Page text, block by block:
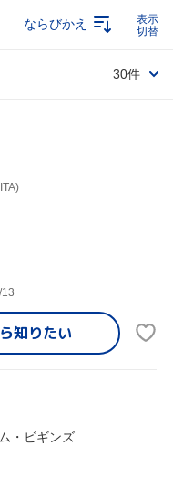
ならびかえ
30件
知りたい
・ビギンズ